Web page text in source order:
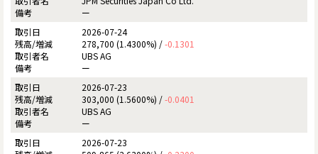
ー
2026-07-24
278,700 (1.4300%) /-0.1301
UBS AG
ー
2026-07-23
303,000 (1.5600%) /-0.0401
UBS AG
ー
2026-07-23